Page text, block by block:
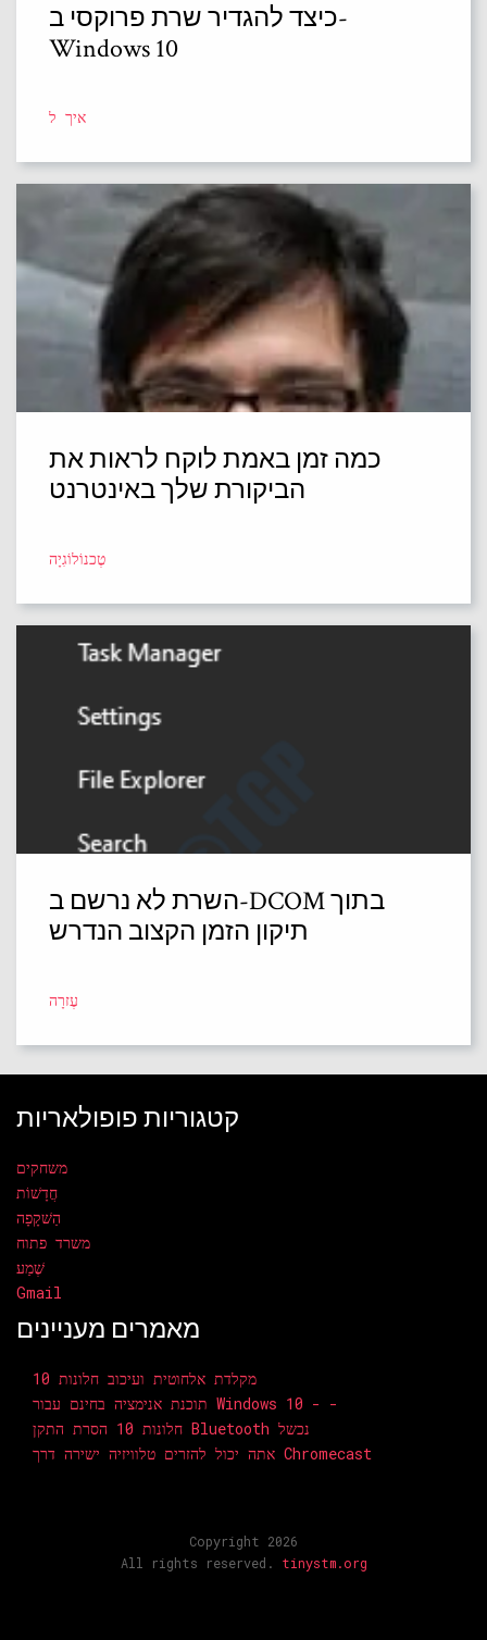
כיצד להגדיר שרת פרוקסי ב-
Windows 10
איך ל
כמה זמן באמת לוקח לראות את
הביקורת שלך באינטרנט
טֶכנוֹלוֹגִיָה
השרת לא נרשם ב-DCOM בתוך
תיקון הזמן הקצוב הנדרש
עֶזרָה
קטגוריות פופולאריות
משחקים
חֲדָשׁוֹת
הַשׁקָפָה
משרד פתוח
שֶׁמַע
Gmail
מאמרים מעניינים
מקלדת אלחוטית ועיכוב חלונות 10
תוכנת אנימציה בחינם עבור Windows 10 - -
חלונות 10 הסרת התקן Bluetooth נכשל
אתה יכול להזרים טלוויזיה ישירה דרך Chromecast
Copyright 2026
All rights reserved. tinystm.org